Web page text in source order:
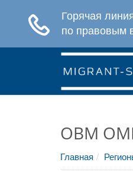
ОВМ
Главная